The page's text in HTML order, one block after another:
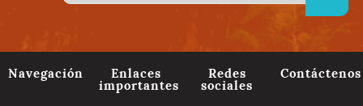
Navegación Enlaces
importantes
Redes
sociales
Contáctenos